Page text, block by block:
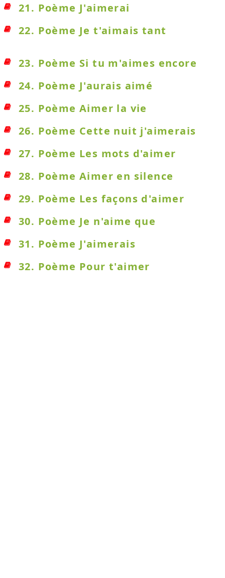
21. Poème J'aimerai
22. Poème Je t'aimais tant
23. Poème Si tu m'aimes encore
24. Poème J'aurais aimé
25. Poème Aimer la vie
26. Poème Cette nuit j'aimerais
27. Poème Les mots d'aimer
28. Poème Aimer en silence
29. Poème Les façons d'aimer
30. Poème Je n'aime que
31. Poème J'aimerais
32. Poème Pour t'aimer